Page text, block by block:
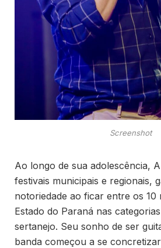
Screenshot
Ao longo de sua adolescência,
festivais municipais e regionais,
notoriedade ao ficar entre os 10
Estado do Paraná nas
sertanejo. Seu sonho de ser
banda começou a se